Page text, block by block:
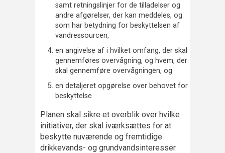
samt retningslinjer for de tilladelser og
andre afgørelser, der kan meddeles, og
som har betydning for beskyttelsen af
vandressourcen,
en angivelse af i hvilket omfang, der skal
gennemføres overvågning, og hvem, der
skal gennemføre overvågningen, og
en detaljeret opgørelse over behovet for
beskyttelse
Planen skal sikre et overblik over hvilke
initiativer, der skal iværksættes for at
beskytte nuværende og fremtidige
drikkevands- og grundvandsinteresser.